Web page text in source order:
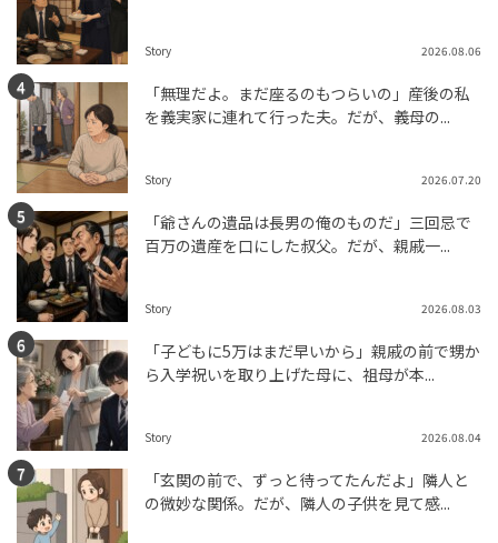
Story 2026.08.06
「無理だよ。まだ座るのもつらいの」産後の私
を義実家に連れて行った夫。だが、義母の...
Story 2026.07.20
「爺さんの遺品は長男の俺のものだ」三回忌で
百万の遺産を口にした叔父。だが、親戚一...
Story 2026.08.03
「子どもに5万はまだ早いから」親戚の前で甥か
ら入学祝いを取り上げた母に、祖母が本...
Story 2026.08.04
「玄関の前で、ずっと待ってたんだよ」隣人と
の微妙な関係。だが、隣人の子供を見て感...